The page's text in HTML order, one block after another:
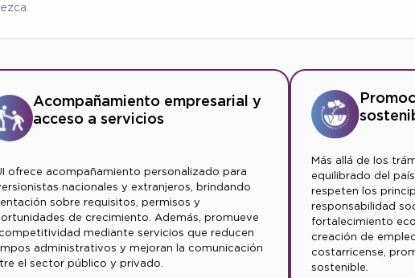
Acompañamiento empresarial y
acceso a servicios
ofrece acompañamiento personalizado para
nacionales y extranjeros, brindando
sobre requisitos, permisos y
de crecimiento. Además, promueve
competitividad mediante servicios que reducen
administrativos y mejoran la comunicación
el sector público y privado.
Más allá de los
equilibrado del
respeten los
responsabilidad
fortalecimiento
creación de
costarricense,
sostenible.